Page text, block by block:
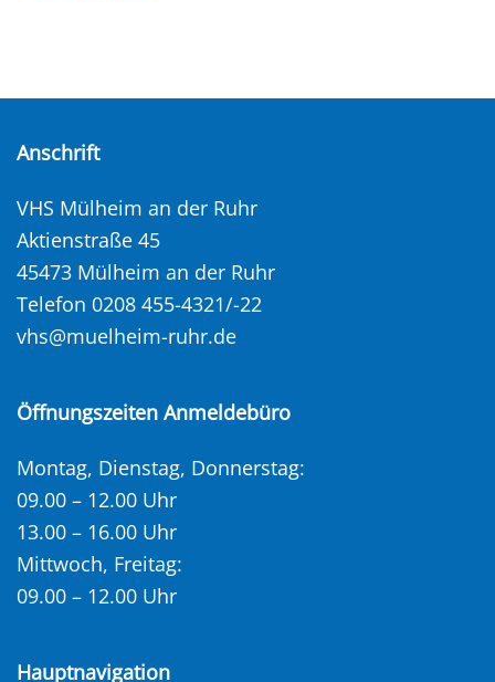
Anschrift
VHS Mülheim an der Ruhr
Aktienstraße 45
45473 Mülheim an der Ruhr
Telefon 0208 455-4321/-22
vhs@muelheim-ruhr.de
Öffnungszeiten Anmeldebüro
Montag, Dienstag, Donnerstag:
09.00 – 12.00 Uhr
13.00 – 16.00 Uhr
Mittwoch, Freitag:
09.00 – 12.00 Uhr
Hauptnavigation